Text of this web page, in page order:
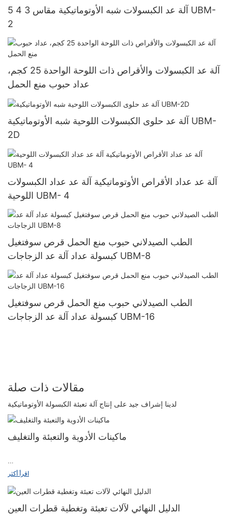
آلة عد الكبسولات شبه الأوتوماتيكية مقاس 3 4 5 UBM-
2
آلة عد الكبسولات والأقراص ذات اللوحة الواحدة 25 كجم،
عداد حبوب منع الحمل
آلة عد حلوى الكبسولات اللوحية شبه الأوتوماتيكية UBM-
2D
آلة عد عداد الأقراص الأوتوماتيكية آلة عد عداد الكبسولات
اللوحية UBM- 4
الطب الصيدلاني حبوب منع الحمل قرص سوفتغيل
كبسولة عداد آلة عد الزجاجات UBM-8
الطب الصيدلاني حبوب منع الحمل قرص سوفتغيل
كبسولة عداد آلة عد الزجاجات UBM-16
مقالات ذات صلة
لدينا إشراف جيد على إنتاج آلة تعبئة الكبسولة الأوتوماتيكية
ماكينات الأدوية والتعبئة والتغليف
في السنوات الأخيرة، استمر الطلب على المخدرات في الصين في
السوق. وفي الوقت نفسه، فإن اللوائح ذات الصلة هي أيضًا متطلبات
صارمة بشكل متزايد لتغليف الأدوية. في الآونة الأخيرة، اقترح "الدليل
الإرشادي لتعديل الهيكل الصناعي (2024)" الصادر عن اللجنة الوطنية
اقرأ أكثر
الدليل النهائي لآلات تعبئة وتغطية قطرات العين